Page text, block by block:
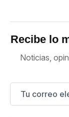
Recibe lo
Noticias,